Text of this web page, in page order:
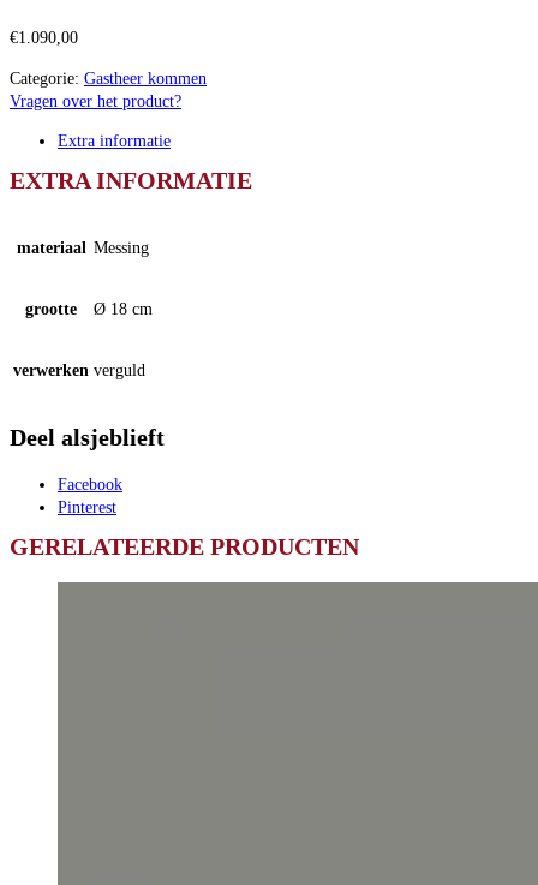
€1.090,00
Categorie: Gastheer kommen
Vragen over het product?
Extra informatie
EXTRA INFORMATIE
materiaal Messing
grootte Ø 18 cm
verwerken verguld
Deel alsjeblieft
Facebook
Pinterest
GERELATEERDE PRODUCTEN